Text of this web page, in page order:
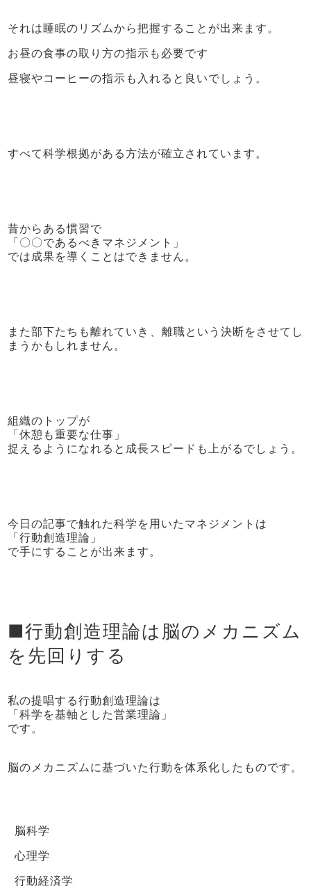
それは睡眠のリズムから把握することが出来ます。
お昼の食事の取り方の指示も必要です
昼寝やコーヒーの指示も入れると良いでしょう。
すべて科学根拠がある方法が確立されています。
昔からある慣習で
「〇〇であるべきマネジメント」
では成果を導くことはできません。
また部下たちも離れていき、離職という決断をさせてし
まうかもしれません。
組織のトップが
「休憩も重要な仕事」
捉えるようになれると成長スピードも上がるでしょう。
今日の記事で触れた科学を用いたマネジメントは
「行動創造理論」
で手にすることが出来ます。
■行動創造理論は脳のメカニズム
を先回りする
私の提唱する行動創造理論は
「科学を基軸とした営業理論」
です。
脳のメカニズムに基づいた行動を体系化したものです。
脳科学
心理学
行動経済学